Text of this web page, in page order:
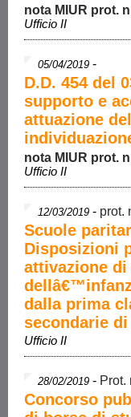
nota MIUR prot.
Ufficio II
05/04/2019 -
D.D. 454 del
supporto e
attuazione
nota MIUR prot.
Ufficio II
12/03/2019 - prot.
Scuole
Disposizioni
attivazione
dalla prima
secondarie di
Ufficio II
28/02/2019 - Prot.
Concorso